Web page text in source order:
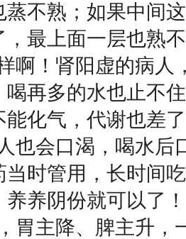
蒸不熟；如果中间
最上面一层也熟
啊！肾阳虚的病
喝再多的水也止不
能化气，代谢也差
也会口渴，喝水
当时管用，长时间
养养阴份就可以了
胃主降、脾主升